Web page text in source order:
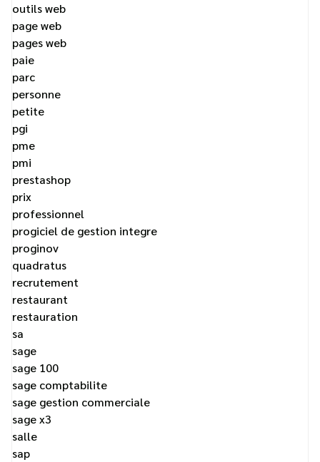
outils web
page web
pages web
paie
parc
personne
petite
pgi
pme
pmi
prestashop
prix
professionnel
progiciel de gestion integre
proginov
quadratus
recrutement
restaurant
restauration
sa
sage
sage 100
sage comptabilite
sage gestion commerciale
sage x3
salle
sap